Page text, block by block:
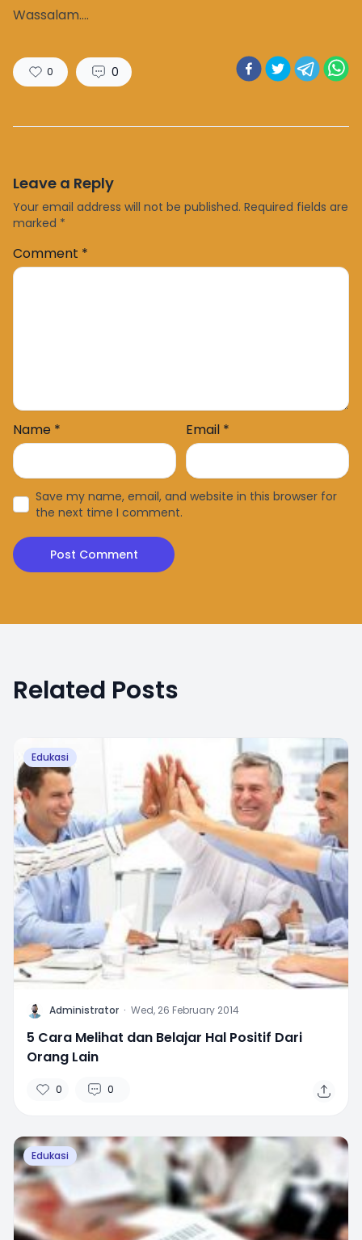
Wassalam….
0 0
Leave a Reply
Your email address will not be published. Required fields are
marked *
Comment *
Name * Email *
Save my name, email, and website in this browser for
the next time I comment.
Related Posts
Edukasi
A Administrator · Wed, 26 February 2014
5 Cara Melihat dan Belajar Hal Positif Dari
Orang Lain
0 0
Edukasi